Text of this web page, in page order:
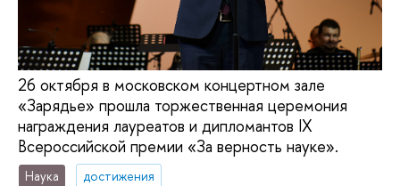
26 октября в московском концертном зале
«Зарядье» прошла торжественная церемония
награждения лауреатов и дипломантов IX
Всероссийской премии «За верность науке».
Наука
достижения